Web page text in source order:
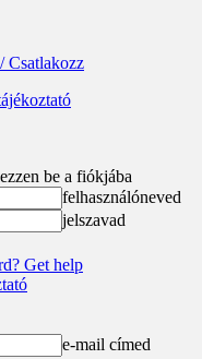
Csatlakozz
be a fiókjába
felhasználóneved
jelszavad
Get help
e-mail címed